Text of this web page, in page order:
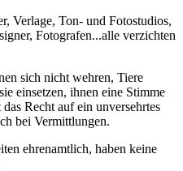
Verlage, Ton- und Fotostudios,
Fotografen...alle verzichten
sich nicht wehren, Tiere
einsetzen, ihnen eine Stimme
Recht auf ein unversehrtes
bei Vermittlungen.
ehrenamtlich, haben keine